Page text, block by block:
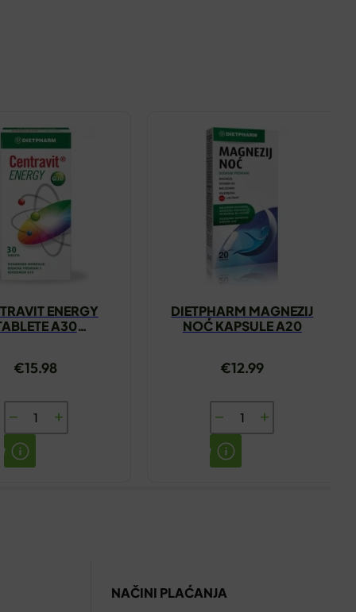
ENERGY
A30
€15.98
CENTRAVIT
ENERGY
TABLETE
DIETPHARM MAGNEZIJ
NOĆ KAPSULE A20
€12.99
DIETPHARM
MAGNEZIJ
NOĆ
NAČINI PLAĆANJA